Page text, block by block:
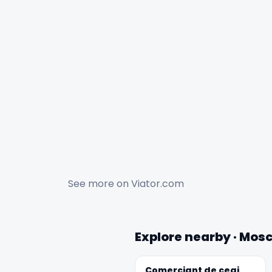
See more on Viator.com
Explore nearby ·